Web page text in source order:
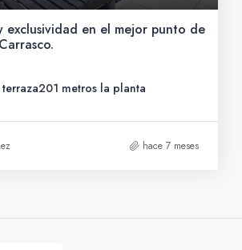
exclusividad en el mejor punto de
201 metros la planta
hace 7 meses